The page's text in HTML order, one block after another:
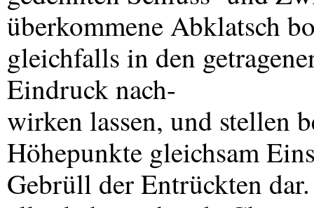
überkommene Abklatsch
gleichfalls in den
Eindruck nach-
wirken lassen, und stellen
Höhepunkte gleichsam
Gebrüll der Entrückten